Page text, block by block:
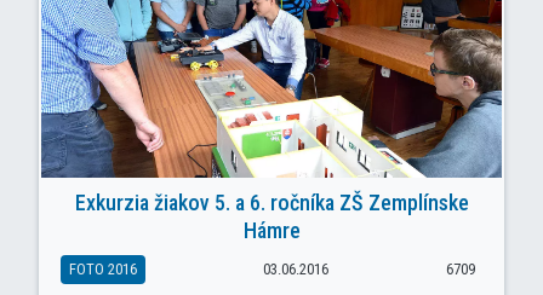
Exkurzia žiakov 5. a 6. ročníka ZŠ Zemplínske
Hámre
FOTO 2016 03.06.2016 6709